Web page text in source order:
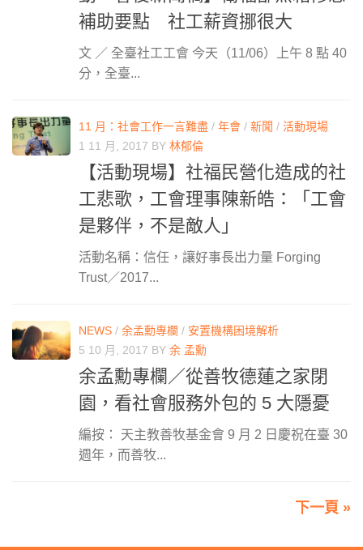
補助要點 社工薪資挪很大
文 ／ 全臺社工工會 今天（11/06）上午 8 點 40
分，全臺...
11 月：社會工作一言難盡 / 年會 / 新聞 / 活動現場
1 11 月, 2017 BY 林郁倫
【活動現場】社福民營化造成的社
工悲歌，工會理事陳新皓：「工會
是夥伴，不是敵人」
活動名稱：信任，讓好事長出力量 Forging
Trust／2017...
NEWS / 余孟勳專欄 / 安置機構困境解析
5 10 月, 2017 BY 余 孟勳
余孟勳專欄／從善牧德蓮之家閉
園，看社會服務外包的 5 大隱憂
編按： 天主教善牧基金會 9 月 2 日慶祝在臺 30
週年，而善牧...
下一頁 »